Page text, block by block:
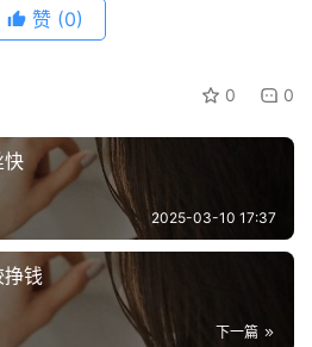
赞 (0)
0 0
快
2025-03-10 17:37
挣钱
下一篇